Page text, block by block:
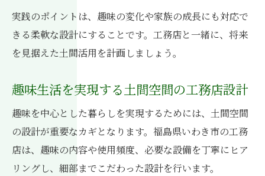
実践のポイントは、趣味の変化や家族の成長にも対応で
きる柔軟な設計にすることです。工務店と一緒に、将来
を見据えた土間活用を計画しましょう。
趣味生活を実現する土間空間の工務店設計
趣味を中心とした暮らしを実現するためには、土間空間
の設計が重要なカギとなります。福島県いわき市の工務
店は、趣味の内容や使用頻度、必要な設備を丁寧にヒア
リングし、細部までこだわった設計を行います。